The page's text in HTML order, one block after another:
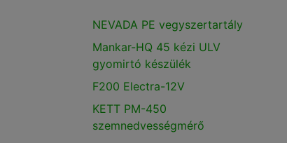
NEVADA PE vegyszertartály
Mankar-HQ 45 kézi ULV
gyomirtó készülék
F200 Electra-12V
KETT PM-450
szemnedvességmérő